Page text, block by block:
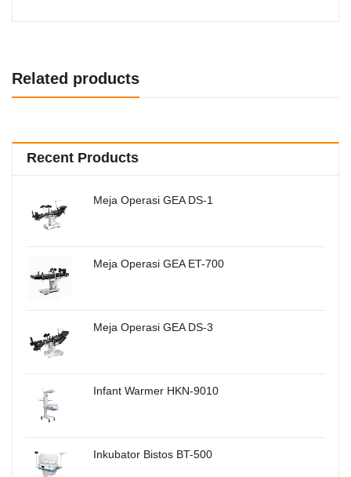
Related products
Recent Products
Meja Operasi GEA DS-1
Meja Operasi GEA ET-700
Meja Operasi GEA DS-3
Infant Warmer HKN-9010
Inkubator Bistos BT-500